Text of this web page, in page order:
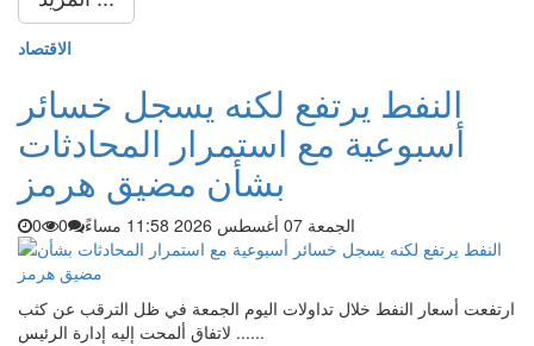
الاقتصاد
النفط يرتفع لكنه يسجل خسائر
أسبوعية مع استمرار المحادثات
بشأن مضيق هرمز
الجمعة 07 أغسطس 2026 11:58 مساءً 0
0
ارتفعت أسعار النفط خلال تداولات اليوم الجمعة في ظل الترقب عن كثب
لاتفاق ألمحت إليه إدارة الرئيس ......